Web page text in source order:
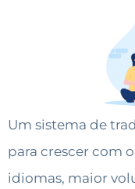
Um sistema de
para crescer com
idiomas, maior